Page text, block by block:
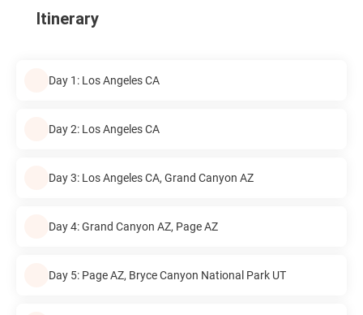
Itinerary
Day 1: Los Angeles CA
Day 2: Los Angeles CA
Day 3: Los Angeles CA, Grand Canyon AZ
Day 4: Grand Canyon AZ, Page AZ
Day 5: Page AZ, Bryce Canyon National Park UT